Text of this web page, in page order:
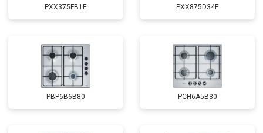
PXX375FB1E PXX875D34E
PBP6B6B80 PCH6A5B80